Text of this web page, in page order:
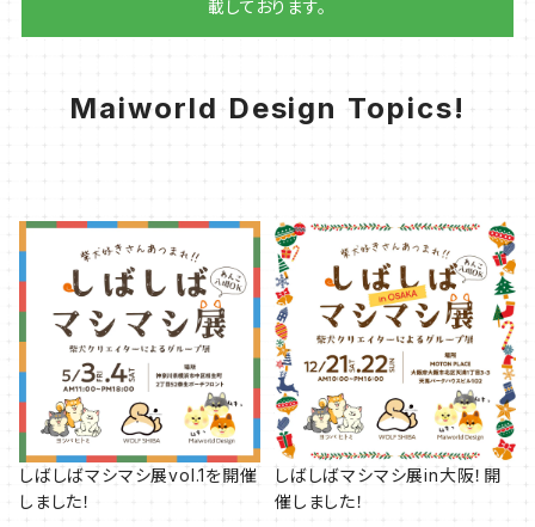
載しております。
Maiworld Design Topics!
しばしばマシマシ展vol.1を開催
しました！
しばしばマシマシ展in大阪！開
催しました！